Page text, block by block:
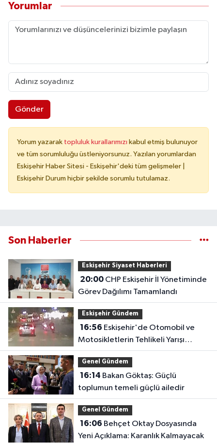
Yorumlar
Gönder
Yorum yazarak topluluk kurallarımızı kabul etmiş bulunuyor
ve tüm sorumluluğu üstleniyorsunuz. Yazılan yorumlardan
Eskişehir Haber Sitesi - Eskişehir'deki tüm gelişmeler |
Eskişehir Durum hiçbir şekilde sorumlu tutulamaz.
Son Haberler
Eskişehir Siyaset Haberleri
20:00CHP Eskişehir İl Yönetiminde
Görev Dağılımı Tamamlandı
Eskişehir Gündem
16:56
Motosikletlerin Tehlikeli Yarışı
Kamerada
Genel Gündem
16:14
toplumun temeli güçlü ailedir
Genel Gündem
16:06
Yeni Açıklama: Karanlık Kalmayacak